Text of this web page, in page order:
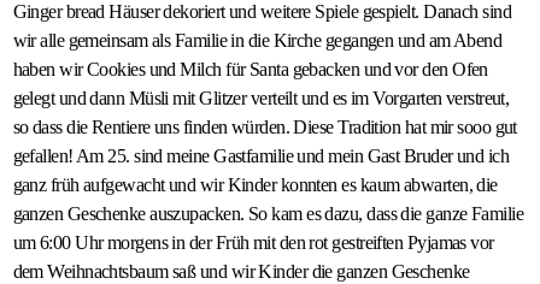
Ginger bread Häuser dekoriert und weitere Spiele gespielt. Danach sind
wir alle gemeinsam als Familie in die Kirche gegangen und am Abend
haben wir Cookies und Milch für Santa gebacken und vor den Ofen
gelegt und dann Müsli mit Glitzer verteilt und es im Vorgarten verstreut,
so dass die Rentiere uns finden würden. Diese Tradition hat mir sooo gut
gefallen! Am 25. sind meine Gastfamilie und mein Gast Bruder und ich
ganz früh aufgewacht und wir Kinder konnten es kaum abwarten, die
ganzen Geschenke auszupacken. So kam es dazu, dass die ganze Familie
um 6:00 Uhr morgens in der Früh mit den rot gestreiften Pyjamas vor
dem Weihnachtsbaum saß und wir Kinder die ganzen Geschenke